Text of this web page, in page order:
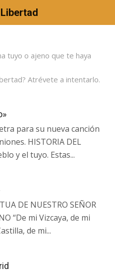
tuyo o ajeno que te haya
Atrévete a intentarlo.
para su nueva canción
HISTORIA DEL
y el tuyo. Estas...
DE NUESTRO SEÑOR
“De mi Vizcaya, de mi
de mi...